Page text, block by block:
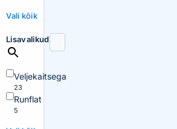
Vali kõik
Lisavalikud
Veljekaitsega
23
Runflat
5